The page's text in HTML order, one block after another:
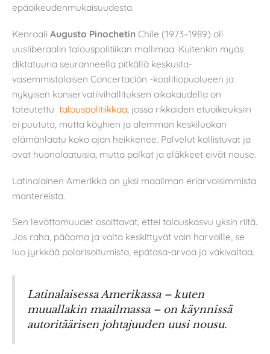
epäoikeudenmukaisuudesta.
Kenraali Augusto Pinochetin Chile (1973–1989) oli
uusliberaalin talouspolitiikan mallimaa. Kuitenkin myös
diktatuuria seuranneella pitkällä keskusta-
vasemmistolaisen Concertación -koalitiopuolueen ja
nykyisen konservatiivihallituksen aikakaudella on
toteutettu talouspolitiikkaa, jossa rikkaiden etuoikeuksiin
ei puututa, mutta köyhien ja alemman keskiluokan
elämänlaatu koko ajan heikkenee. Palvelut kallistuvat ja
ovat huonolaatuisia, mutta palkat ja eläkkeet eivät nouse.
Latinalainen Amerikka on yksi maailman eriarvoisimmista
mantereista.
Sen levottomuudet osoittavat, ettei talouskasvu yksin riitä.
Jos raha, pääoma ja valta keskittyvät vain harvoille, se
luo jyrkkää polarisoitumista, epätasa-arvoa ja väkivaltaa.
Latinalaisessa Amerikassa – kuten
muuallakin maailmassa – on käynnissä
autoritäärisen johtajuuden uusi nousu.